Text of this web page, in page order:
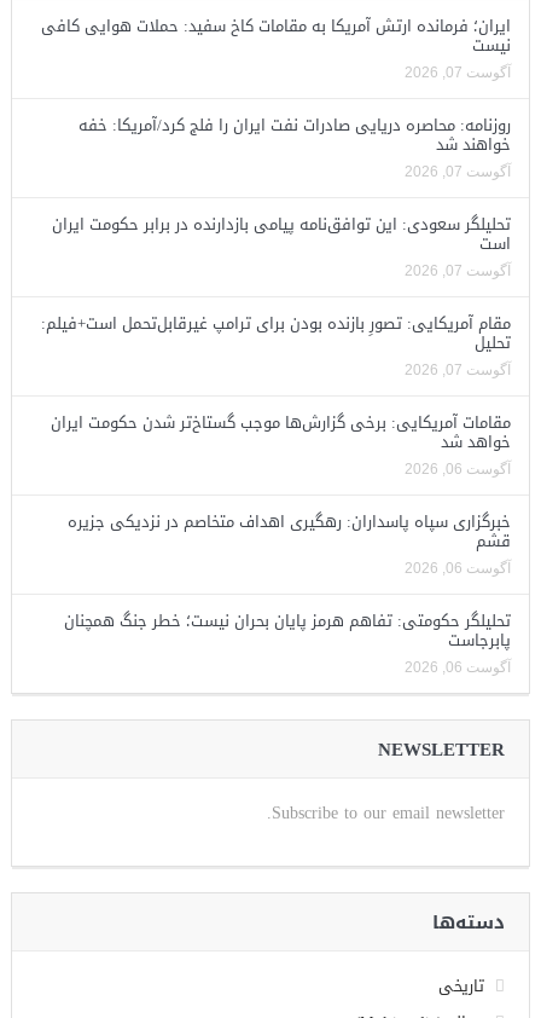
ایران؛ فرمانده ارتش آمریکا به مقامات کاخ سفید: حملات هوایی کافی
نیست
آگوست 07, 2026
روزنامه: محاصره دریایی صادرات نفت ایران را فلج کرد/آمریکا: خفه
خواهند شد
آگوست 07, 2026
تحلیلگر سعودی: این توافق‌نامه پیامی بازدارنده در برابر حکومت ایران
است
آگوست 07, 2026
مقام آمریکایی: تصورِ بازنده بودن برای ترامپ غیرقابل‌تحمل است+فیلم:
تحلیل
آگوست 07, 2026
مقامات آمریکایی: برخی گزارش‌ها موجب گستاخ‌تر شدن حکومت ایران
خواهد شد
آگوست 06, 2026
خبرگزاری سپاه پاسداران: رهگیری اهداف متخاصم در نزدیکی جزیره
قشم
آگوست 06, 2026
تحلیلگر حکومتی: تفاهم هرمز پایان بحران نیست؛ خطر جنگ همچنان
پابرجاست
آگوست 06, 2026
NEWSLETTER
Subscribe to our email newsletter.
دسته‌ها
تاریخی